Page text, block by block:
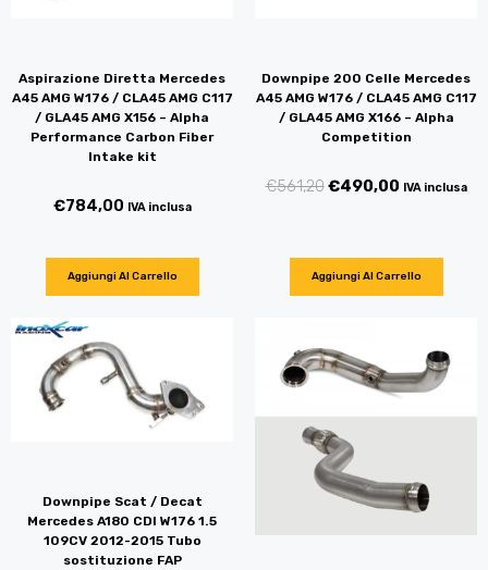
Aspirazione Diretta Mercedes
A45 AMG W176 / CLA45 AMG C117
/ GLA45 AMG X156 – Alpha
Performance Carbon Fiber
Intake kit
€784,00 IVA inclusa
Aggiungi Al Carrello
Downpipe 200 Celle Mercedes
A45 AMG W176 / CLA45 AMG C117
/ GLA45 AMG X166 – Alpha
Competition
€561,20€490,00 IVA inclusa
Aggiungi Al Carrello
Downpipe Scat / Decat
Mercedes A180 CDI W176 1.5
109CV 2012-2015 Tubo
sostituzione FAP